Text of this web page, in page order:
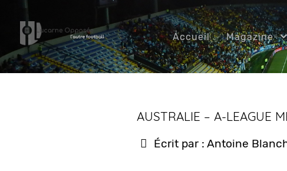
Accueil Magazine
AUSTRALIE – A-LEAGUE
Écrit par : Antoine